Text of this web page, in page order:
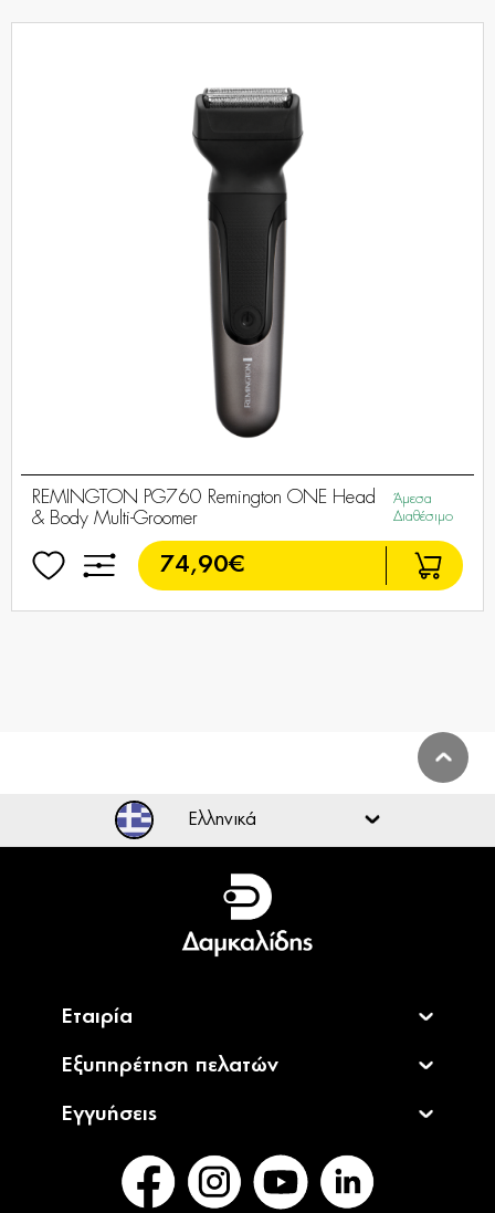
REMINGTON PG760 Remington ONE Head
& Body Multi-Groomer
Άμεσα
Διαθέσιμο
74,90€
Ελληνικά
Ελληνικά
English
Εταιρία
Εξυπηρέτηση πελατών
Εγγυήσεις